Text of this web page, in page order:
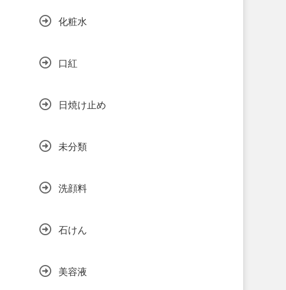
化粧水
口紅
日焼け止め
未分類
洗顔料
石けん
美容液